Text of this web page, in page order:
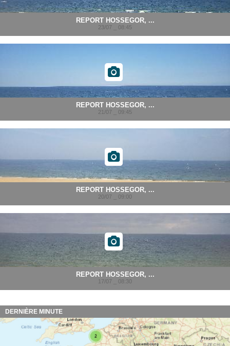
REPORT HOSSEGOR, ...
23/07 _ 08:45
REPORT HOSSEGOR, ...
21/07 _ 09:45
REPORT HOSSEGOR, ...
20/07 _ 09:00
REPORT HOSSEGOR, ...
17/07 _ 08:30
DERNIÈRE MINUTE